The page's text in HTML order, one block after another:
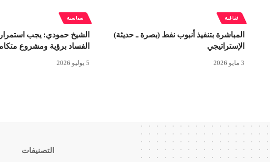
ثقافية
المباشرة بتنفيذ أنبوب نفط (بصرة ـ حديثة)
الإستراتيجي
3 مايو 2026
سياسية
الشيخ حمودي: يجب
الفساد برؤية ومشروع
5 يوليو 2026
التصنيفات